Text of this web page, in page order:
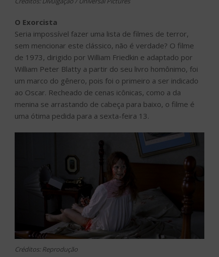
O Exorcista
Seria impossível fazer uma lista de filmes de terror,
sem mencionar este clássico, não é verdade? O filme
de 1973, dirigido por William Friedkin e adaptado por
William Peter Blatty a partir do seu livro homônimo, foi
um marco do gênero, pois foi o primeiro a ser indicado
ao Oscar. Recheado de cenas icônicas, como a da
menina se arrastando de cabeça para baixo, o filme é
uma ótima pedida para a sexta-feira 13.
Créditos: Reprodução